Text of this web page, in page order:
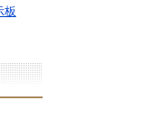
板